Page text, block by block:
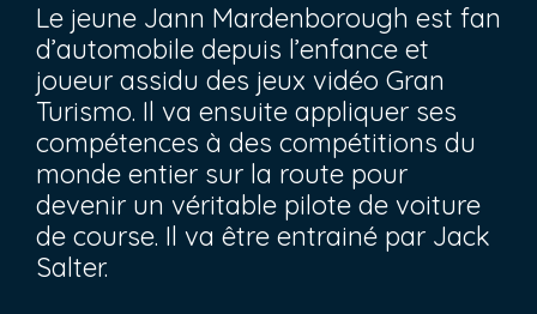
Le jeune Jann Mardenborough est fan
d’automobile depuis l’enfance et
joueur assidu des jeux vidéo Gran
Turismo. Il va ensuite appliquer ses
compétences à des compétitions du
monde entier sur la route pour
devenir un véritable pilote de voiture
de course. Il va être entrainé par Jack
Salter.